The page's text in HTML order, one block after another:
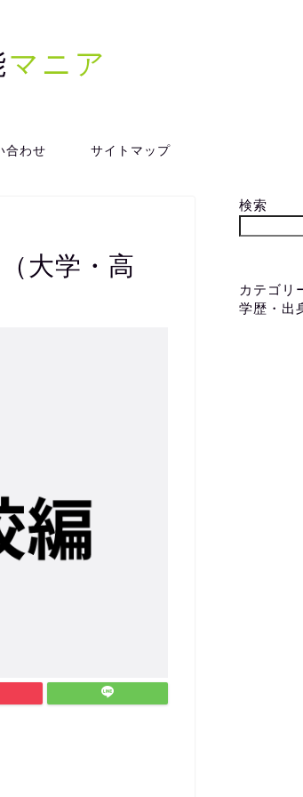
マニア
合わせ サイトマップ
大学・高
検索
カテゴリ
学歴・出